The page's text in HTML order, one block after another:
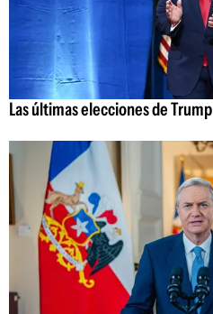
Las últimas elecciones de Trump